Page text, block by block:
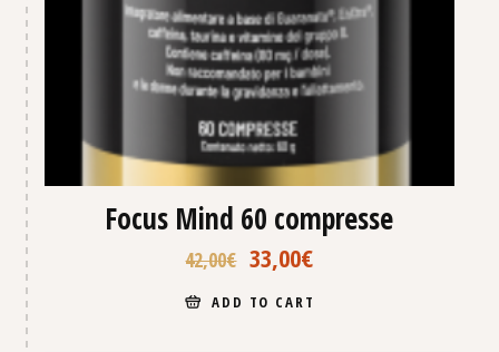
Focus Mind 60 compresse
42,00€ 33,00€
ADD TO CART